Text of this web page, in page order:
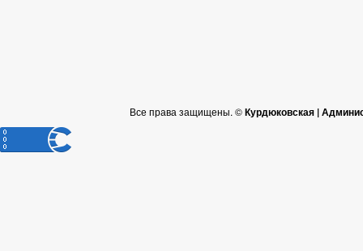
Все права защищены. ©Курдюковская |